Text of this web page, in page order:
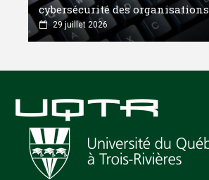
cybersécurité des organisations
29 juillet 2026